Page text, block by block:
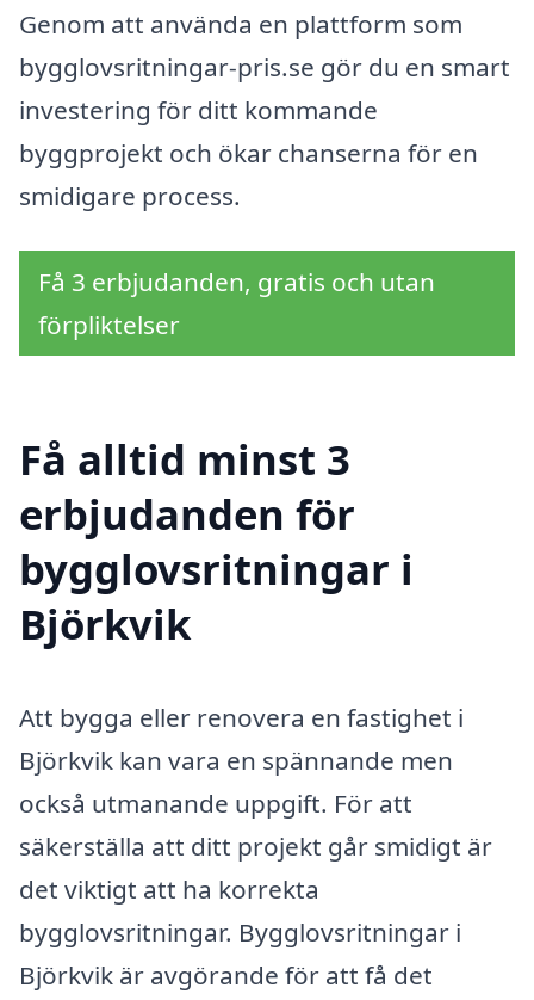
Genom att använda en plattform som
bygglovsritningar-pris.se gör du en smart
investering för ditt kommande
byggprojekt och ökar chanserna för en
smidigare process.
Få 3 erbjudanden, gratis och utan
förpliktelser
Få alltid minst 3
erbjudanden för
bygglovsritningar i
Björkvik
Att bygga eller renovera en fastighet i
Björkvik kan vara en spännande men
också utmanande uppgift. För att
säkerställa att ditt projekt går smidigt är
det viktigt att ha korrekta
bygglovsritningar. Bygglovsritningar i
Björkvik är avgörande för att få det